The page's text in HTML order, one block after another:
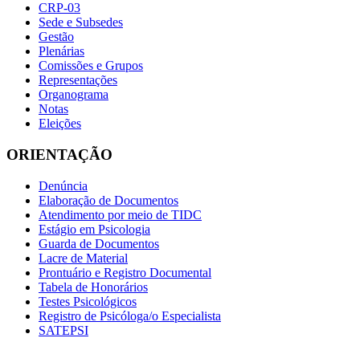
CRP-03
Sede e Subsedes
Gestão
Plenárias
Comissões e Grupos
Representações
Organograma
Notas
Eleições
ORIENTAÇÃO
Denúncia
Elaboração de Documentos
Atendimento por meio de TIDC
Estágio em Psicologia
Guarda de Documentos
Lacre de Material
Prontuário e Registro Documental
Tabela de Honorários
Testes Psicológicos
Registro de Psicóloga/o Especialista
SATEPSI